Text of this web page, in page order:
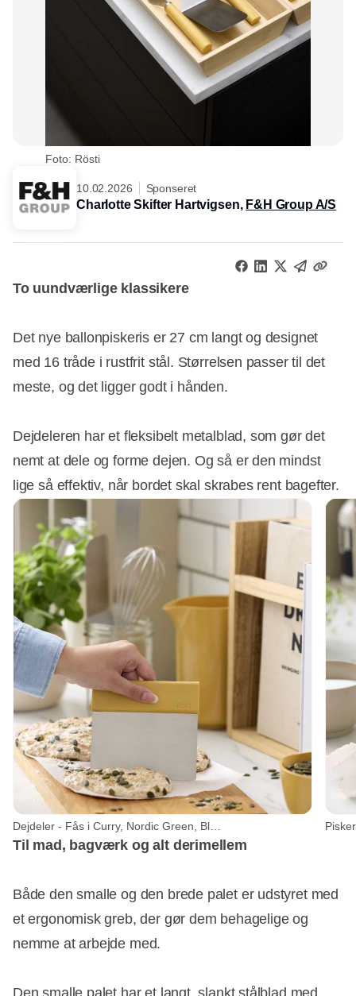
Foto: Rösti
10.02.2026 Sponseret
Charlotte Skifter Hartvigsen, F&H Group A/S
To uundværlige klassikere
Det nye ballonpiskeris er 27 cm langt og designet
med 16 tråde i rustfrit stål. Størrelsen passer til det
meste, og det ligger godt i hånden.
Dejdeleren har et fleksibelt metalblad, som gør det
nemt at dele og forme dejen. Og så er den mindst
lige så effektiv, når bordet skal skrabes rent bagefter.
Dejdeler - Fås i Curry, Nordic Green, Black eller Humus - DKK 119,95.. Foto: Rösti
Til mad, bagværk og alt derimellem
Både den smalle og den brede palet er udstyret med
et ergonomisk greb, der gør dem behagelige og
nemme at arbejde med.